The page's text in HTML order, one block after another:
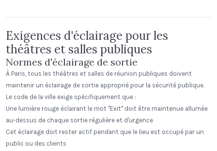
Exigences d'éclairage pour les
théâtres et salles publiques
Normes d'éclairage de sortie
À Paris, tous les théâtres et salles de réunion publiques doivent
maintenir un éclairage de sortie approprié pour la sécurité publique.
Le code de la ville exige spécifiquement que :
Une lumière rouge éclairant le mot "Exit" doit être maintenue allumée
au-dessus de chaque sortie régulière et d'urgence
Cet éclairage doit rester actif pendant que le lieu est occupé par un
public ou des clients